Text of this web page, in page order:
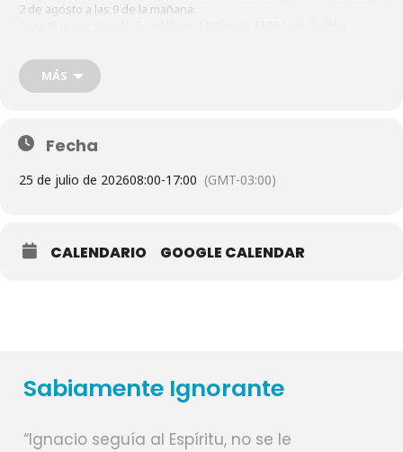
2 de agosto a las 9 de la mañana.
Contribución por hospedaje, materiales y acompañamiento
$486.000
Pueden pagarse en tres cuotas (mayo, junio, julio) de $162.000 cada
Inscripciones en https://forms.gle/f5n5dTNJNvCveN59A
MÁS
Fecha
25 de julio de 202608:00-17:00 (GMT-03:00)
CALENDARIO GOOGLE CALENDAR
Sabiamente Ignorante
“Ignacio seguía al Espíritu, no se le